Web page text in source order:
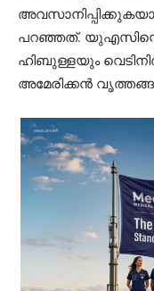
പറഞ്ഞത്.
ഹിബുള്ളയും
അമേരിക്കന്‍